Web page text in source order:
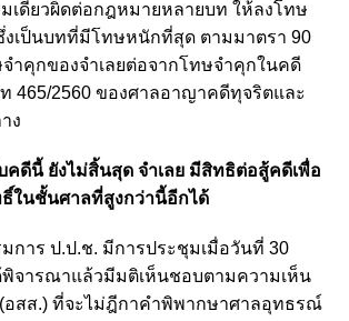
มเดียวผิดต่อกฎหมายหลายบท ให้ลงโทษ
งเป็นบทที่มีโทษหนักที่สุด ตามมาตรา 90
ำคุกของจำเลยต่อจากโทษจำคุกในคดี
465/2560 ของศาลอาญาคดีทุจริตและ
ง
คดีนี้ ยังไม่สิ้นสุด จำเลย มีสิทธิต่อสู้คดีเพื่อ
ในชั้นศาลที่สูงกว่านี้อีกได้
การ ป.ป.ช. มีการประชุมเมื่อวันที่ 30
พิจารณาแล้วมีมติเห็นชอบตามความเห็น
อสส.) ที่จะไม่ฎีกาคำพิพากษาศาลอุทธรณ์